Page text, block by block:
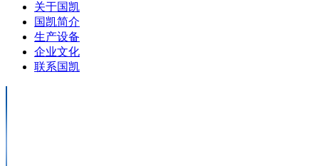
关于国凯
国凯简介
生产设备
企业文化
联系国凯